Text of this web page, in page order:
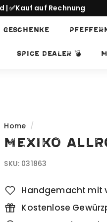
✅Kauf auf Rechnung
GESCHENKE
SPICE DEALER 💣
Home /
Mexiko
SKU: 031863
Handgemacht mit
Kostenlose